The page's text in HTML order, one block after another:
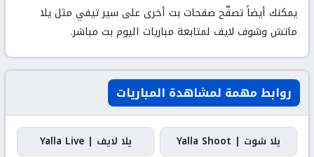
يمكنك أيضاً تصفّح صفحات بث أخرى على سير تيفي مثليلا
ماتش وشوف لايف لمتابعة مباريات اليوم بث مباشر.
روابط مهمة لمشاهدة المباريات
يلا شوت | Yalla Shoot
يلا لايف | Yalla Live